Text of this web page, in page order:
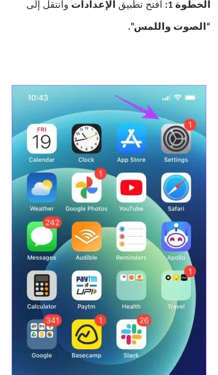
الخطوة 1: افتح تطبيق الإعدادات وانتقل إلى
“الصوت واللمس”.